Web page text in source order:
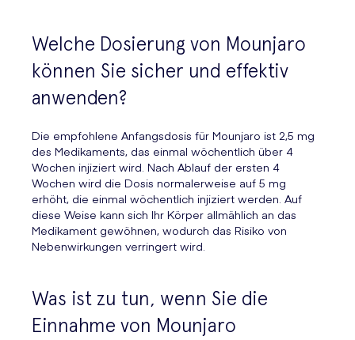
Welche Dosierung von Mounjaro
können Sie sicher und effektiv
anwenden?
Die empfohlene Anfangsdosis für Mounjaro ist 2,5 mg
des Medikaments, das einmal wöchentlich über 4
Wochen injiziert wird. Nach Ablauf der ersten 4
Wochen wird die Dosis normalerweise auf 5 mg
erhöht, die einmal wöchentlich injiziert werden. Auf
diese Weise kann sich Ihr Körper allmählich an das
Medikament gewöhnen, wodurch das Risiko von
Nebenwirkungen verringert wird.
Was ist zu tun, wenn Sie die
Einnahme von Mounjaro